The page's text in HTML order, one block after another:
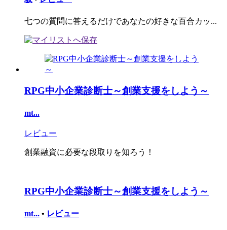
七つの質問に答えるだけであなたの好きな百合カッ...
RPG中小企業診断士～創業支援をしよう～
mt...
レビュー
創業融資に必要な段取りを知ろう！
RPG中小企業診断士～創業支援をしよう～
mt... • レビュー